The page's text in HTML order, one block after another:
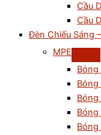
Cầu
Cầu
Đèn Chiếu Sáng
MPE
Bóng
Bóng
Bóng
Bóng
Bóng